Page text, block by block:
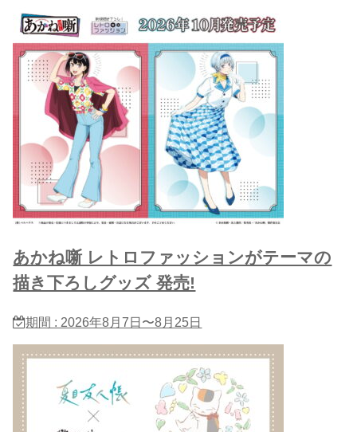
あかね噺 レトロファッションがテーマの
描き下ろしグッズ 発売!
期間 : 2026年8月7日〜8月25日